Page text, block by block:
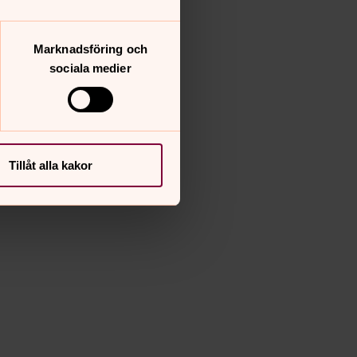
Marknadsföring och
sociala medier
Tillåt alla kakor